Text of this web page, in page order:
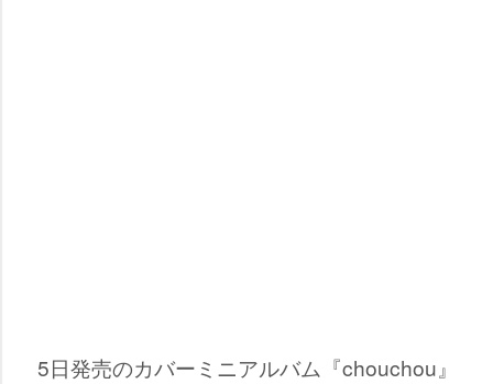
5日発売のカバーミニアルバム『chouchou』